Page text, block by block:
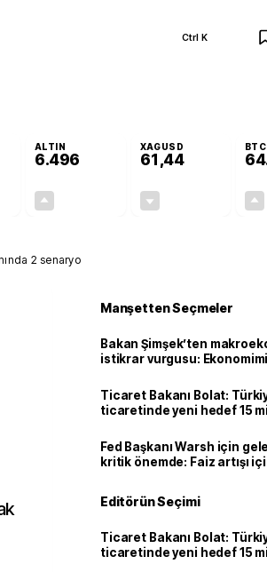
Ctrl K
ALTIN
6.496
XAGUSD
61,44
BTC
2 senaryo
Manşetten Seçmeler
Bakan Şimşek’ten
istikrar vurgusu:
Ticaret Bakanı Bolat:
ticaretinde yeni hedef 15
Fed Başkanı Warsh için
kritik önemde: Faiz artışı
Editörün Seçimi
Ticaret Bakanı Bolat:
ticaretinde yeni hedef 15